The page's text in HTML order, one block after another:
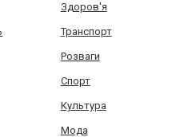
Здоров'я
Транспорт
Розваги
Спорт
Культура
Мода